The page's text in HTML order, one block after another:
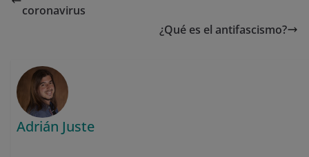
coronavirus
¿Qué es el antifascismo?
Adrián Juste